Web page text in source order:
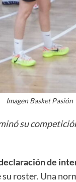
Imagen Basket Pasión
su
de
roster. Una